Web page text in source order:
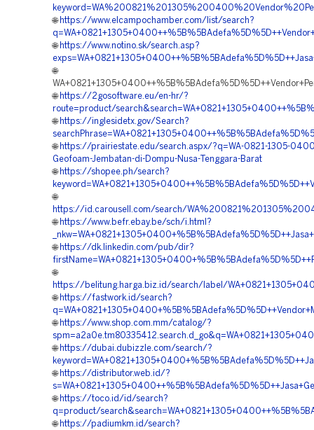
🌐 https://www.elcampochamber.com/list/search?
🌐 https://www.notino.sk/search.asp?
🌐
🌐 https://2gosoftware.eu/en-hr/?
route=product/
🌐 https://inglesidetx.gov/Search?
🌐 https://prairiestate.edu/search.aspx/?q=WA-0821-1305-
Geofoam-Jembatan-di-Dompu-Nusa-Tenggara-Barat
🌐 https://shopee.ph/search?
🌐
https://id.carousell.com/search/
🌐 https://www.befr.ebay.be/sch/i.html?
🌐 https://dk.linkedin.com/pub/dir?
🌐
https://belitung.harga.biz.id/search/label/
🌐 https://fastwork.id/search?
🌐 https://www.shop.com.mm/catalog/?
🌐 https://dubai.dubizzle.com/search/?
🌐 https://distributor.web.id/?
🌐 https://toco.id/id/search?
q=product/
🌐 https://padiumkm.id/search?